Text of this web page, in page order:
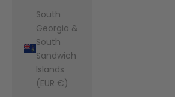
South
Georgia &
South
Sandwich
Islands
(EUR €)